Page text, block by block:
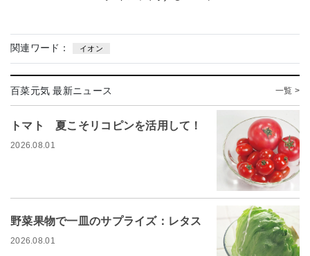
関連ワード： イオン
百菜元気 最新ニュース 一覧 >
トマト 夏こそリコピンを活用して！
2026.08.01
野菜果物で一皿のサプライズ：レタス
2026.08.01